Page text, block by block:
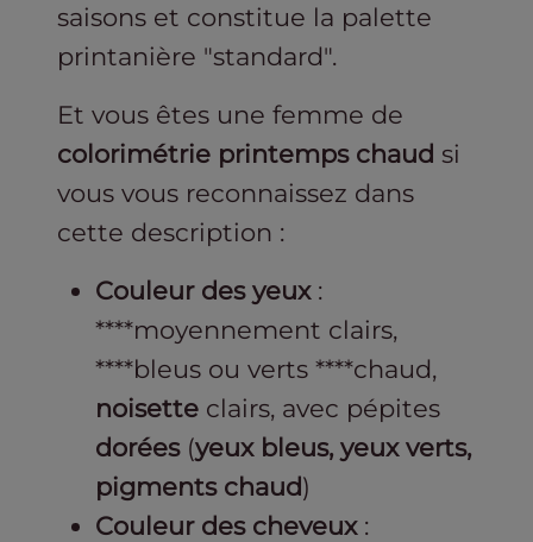
saisons et constitue la palette
printanière "standard".
Et vous êtes une femme de
colorimétrie printemps chaud si
vous vous reconnaissez dans
cette description :
Couleur des yeux:
****moyennement clairs,
****bleus ou verts ****chaud,
noisette clairs, avec pépites
dorées(yeux bleus, yeux verts,
pigments chaud)
Couleur des cheveux: